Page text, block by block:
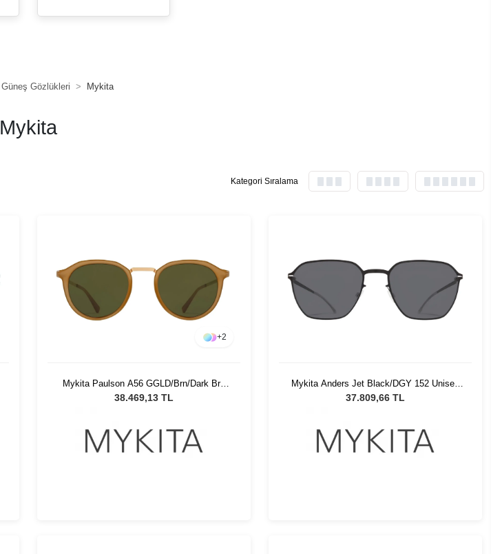
Güneş Gözlükleri Mykita
Mykita
Kategori Sıralama
+2
Mykita Paulson A56 GGLD/Brn/Dark Brn
Unisex Güneş Gözlüğü
38.469,13 TL
Mykita Anders Jet Black/DGY 152 Unisex
Güneş Gözlüğü
37.809,66 TL